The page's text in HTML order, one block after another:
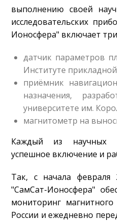
выполнению своей
исследовательских
Ионосфера" включает
датчик параметров
Институте
приёмник
назначения,
университете им.
магнитометр на
Каждый из научных
успешное включение и
Так, с начала февраля
"СамСат-Ионосфера"
мониторинг
России и ежедневно